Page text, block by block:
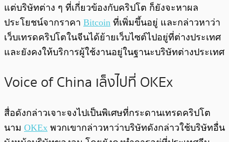
แต่บริษัทต่าง ๆ ที่เกี่ยวข้องกับคริปโต ก็ยังจะหาผล
ประโยชน์จากราคา Bitcoin ที่เพิ่มขึ้นอยู่ และกล่าวหาว่า
เว็บเทรดคริปโตในจีนได้ย้ายเว็บไซต์ไปอยู่ที่ต่างประเทศ
และยังคงให้บริการผู้ใช้งานอยู่ในฐานะบริษัทต่างประเทศ
Voice of China เล็งไปที่ OKEx
สื่อดังกล่าวเจาะจงไปเป็นพิเศษที่กระดานเทรดคริปโต
นาม OKEx พวกเขากล่าวหาว่าบริษัทดังกล่าวใช้บริษัทอื่น